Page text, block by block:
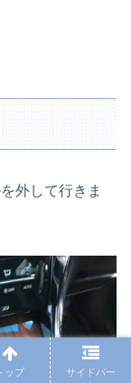
外して行きま
ップ サイドバー